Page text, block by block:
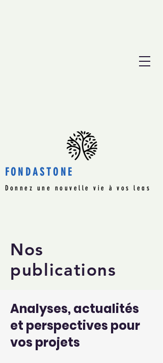
FONDASTONE
Donnez une nouvelle vie à vos legs
Nos
publications
Analyses, actualités
et perspectives pour
vos projets